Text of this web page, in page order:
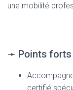
une mobilité
➛ Points forts
certifié